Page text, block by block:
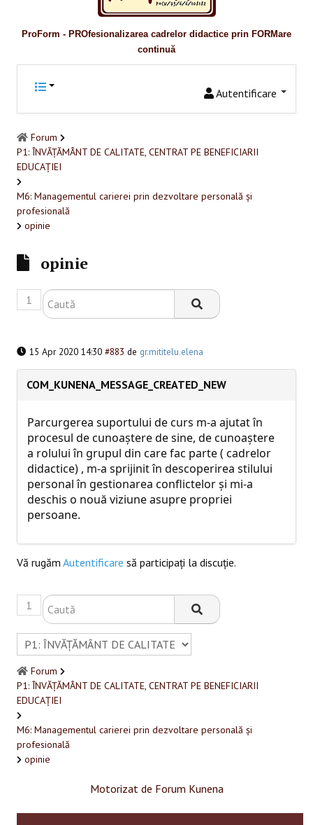
FORUM
CAMPANIE ONLINE
SESIUNI ONLINE
ProForm - PROfesionalizarea cadrelor didactice prin FORMare
continuă
Autentificare
Forum
P1: ÎNVĂȚĂMÂNT DE CALITATE, CENTRAT PE BENEFICIARII
EDUCAȚIEI
M6: Managementul carierei prin dezvoltare personală și
profesională
opinie
opinie
1
15 Apr 2020 14:30 #883 de gr.mititelu.elena
COM_KUNENA_MESSAGE_CREATED_NEW
Parcurgerea suportului de curs m-a ajutat în
procesul de cunoaștere de sine, de cunoaștere
a rolului în grupul din care fac parte ( cadrelor
didactice) , m-a sprijinit în descoperirea stilului
personal în gestionarea conflictelor și mi-a
deschis o nouă viziune asupre propriei
persoane.
Vă rugăm Autentificare să participaţi la discuţie.
1
Forum
P1: ÎNVĂȚĂMÂNT DE CALITATE, CENTRAT PE BENEFICIARII
EDUCAȚIEI
M6: Managementul carierei prin dezvoltare personală și
profesională
opinie
Motorizat de Forum Kunena